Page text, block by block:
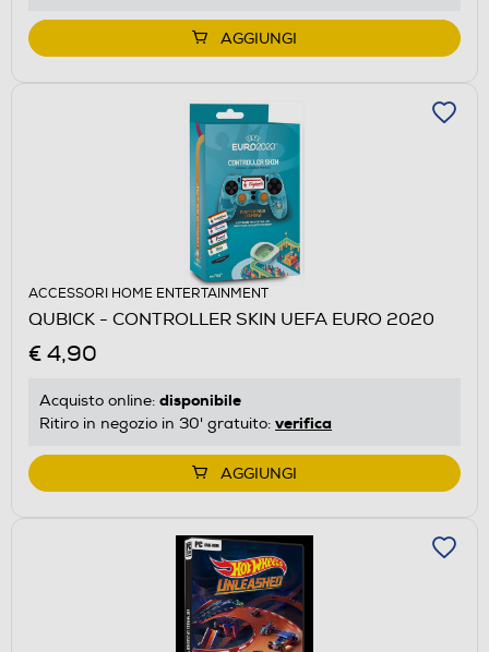
AGGIUNGI
ACCESSORI HOME ENTERTAINMENT
QUBICK - CONTROLLER SKIN UEFA EURO 2020
€ 4,90
Acquisto online: disponibile
Ritiro in negozio in 30' gratuito: verifica
AGGIUNGI